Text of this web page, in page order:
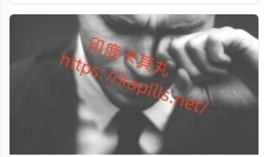
的優缺點，協助您做出明智的選購決定。